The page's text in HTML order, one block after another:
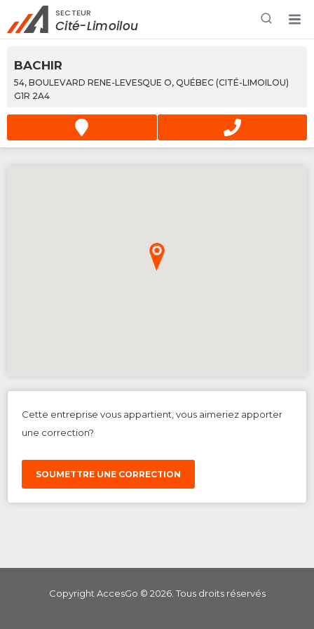
Rechercher à proximité - Entreprise / Rabais /
Services
SECTEUR
Cité-Limoilou
BACHIR
54, BOULEVARD RENE-LEVESQUE O, QUÉBEC (CITÉ-LIMOILOU)
G1R 2A4
Cette entreprise vous appartient, vous aimeriez apporter
une correction?
SOUMETTRE UNE CORRECTION
Copyright AccesGo © 2026. Tous droits réservés